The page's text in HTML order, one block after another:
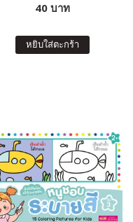
40 บาท
หยิบใส่ตะกร้า